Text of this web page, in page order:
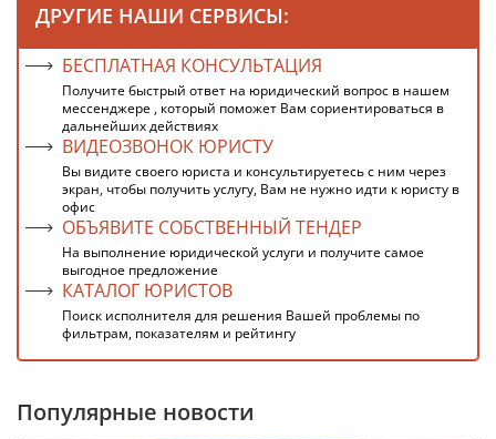
ДРУГИЕ НАШИ СЕРВИСЫ:
БЕСПЛАТНАЯ КОНСУЛЬТАЦИЯ
Получите быстрый ответ на юридический вопрос в нашем
мессенджере , который поможет Вам сориентироваться в
дальнейших действиях
ВИДЕОЗВОНОК ЮРИСТУ
Вы видите своего юриста и консультируетесь с ним через
экран, чтобы получить услугу, Вам не нужно идти к юристу в
офис
ОБЪЯВИТЕ СОБСТВЕННЫЙ ТЕНДЕР
На выполнение юридической услуги и получите самое
выгодное предложение
КАТАЛОГ ЮРИСТОВ
Поиск исполнителя для решения Вашей проблемы по
фильтрам, показателям и рейтингу
Популярные новости